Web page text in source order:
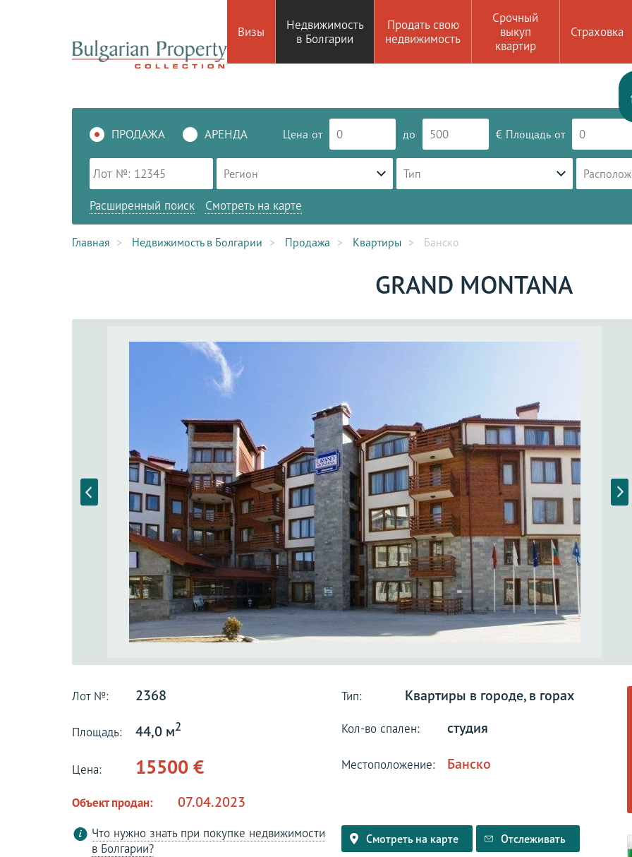
Визы
Недвижимость
в Болгарии
Продать свою
недвижимость
Срочный
выкуп
квартир
Страховка
ПРОДАЖА АРЕНДА Цена от до € Площадь от
Регион Тип
Расширенный поиск Смотреть на карте
Главная Недвижимость в Болгарии Продажа Квартиры Банско
GRAND MONTANA
Лот №: 2368 Тип: Квартиры в городе, в горах
Площадь: 44,0 м2 Кол-во спален: студия
Цена: 15500 € Местоположение: Банско
Объект продан: 07.04.2023
Что нужно знать при покупке недвижимости
в Болгарии?
Смотреть на карте Отслеживать